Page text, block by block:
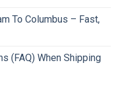
To Columbus – Fast,
(FAQ) When Shipping